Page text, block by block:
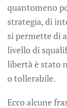
quantomeno
strategia, di
si permette di
livello di
libertà è stato
o tollerabile.
Ecco alcune